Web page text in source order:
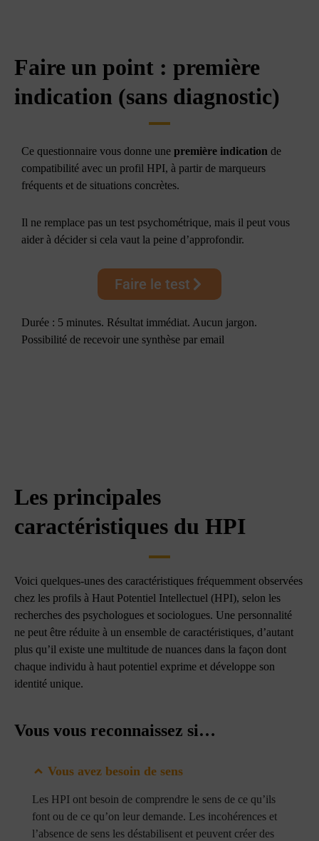
Faire un point : première
indication (sans diagnostic)
Ce questionnaire vous donne une première indication de
compatibilité avec un profil HPI, à partir de marqueurs
fréquents et de situations concrètes.
Il ne remplace pas un test psychométrique, mais il peut vous
aider à décider si cela vaut la peine d’approfondir.
Faire le test
Durée : 5 minutes. Résultat immédiat. Aucun jargon.
Possibilité de recevoir une synthèse par email
Les principales
caractéristiques du HPI
Voici quelques-unes des caractéristiques fréquemment observées
chez les profils à Haut Potentiel Intellectuel (HPI), selon les
recherches des psychologues et sociologues. Une personnalité
ne peut être réduite à un ensemble de caractéristiques, d’autant
plus qu’il existe une multitude de nuances dans la façon dont
chaque individu à haut potentiel exprime et développe son
identité unique.
Vous vous reconnaissez si…
Vous avez besoin de sens
Les HPI ont besoin de comprendre le sens de ce qu’ils
font ou de ce qu’on leur demande. Les incohérences et
l’absence de sens les déstabilisent et peuvent créer des